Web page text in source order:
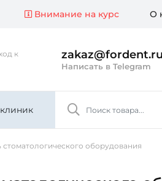
Внимание на курс О
к
zakaz@fordent.ru
Написать в Telegram
стоматологического оборудования